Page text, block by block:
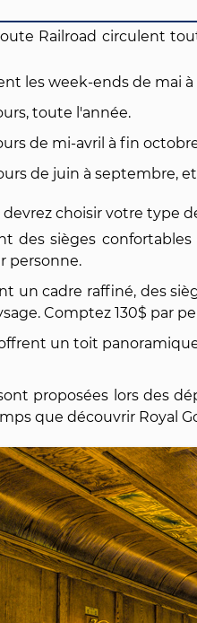
Railroad circulent
les week-ends de mai à
toute l'année.
de mi-avril à fin
de juin à
choisir votre type
des sièges
personne.
un cadre raffiné, des
Comptez 130$ par
un toit
proposées lors des
que découvrir Royal